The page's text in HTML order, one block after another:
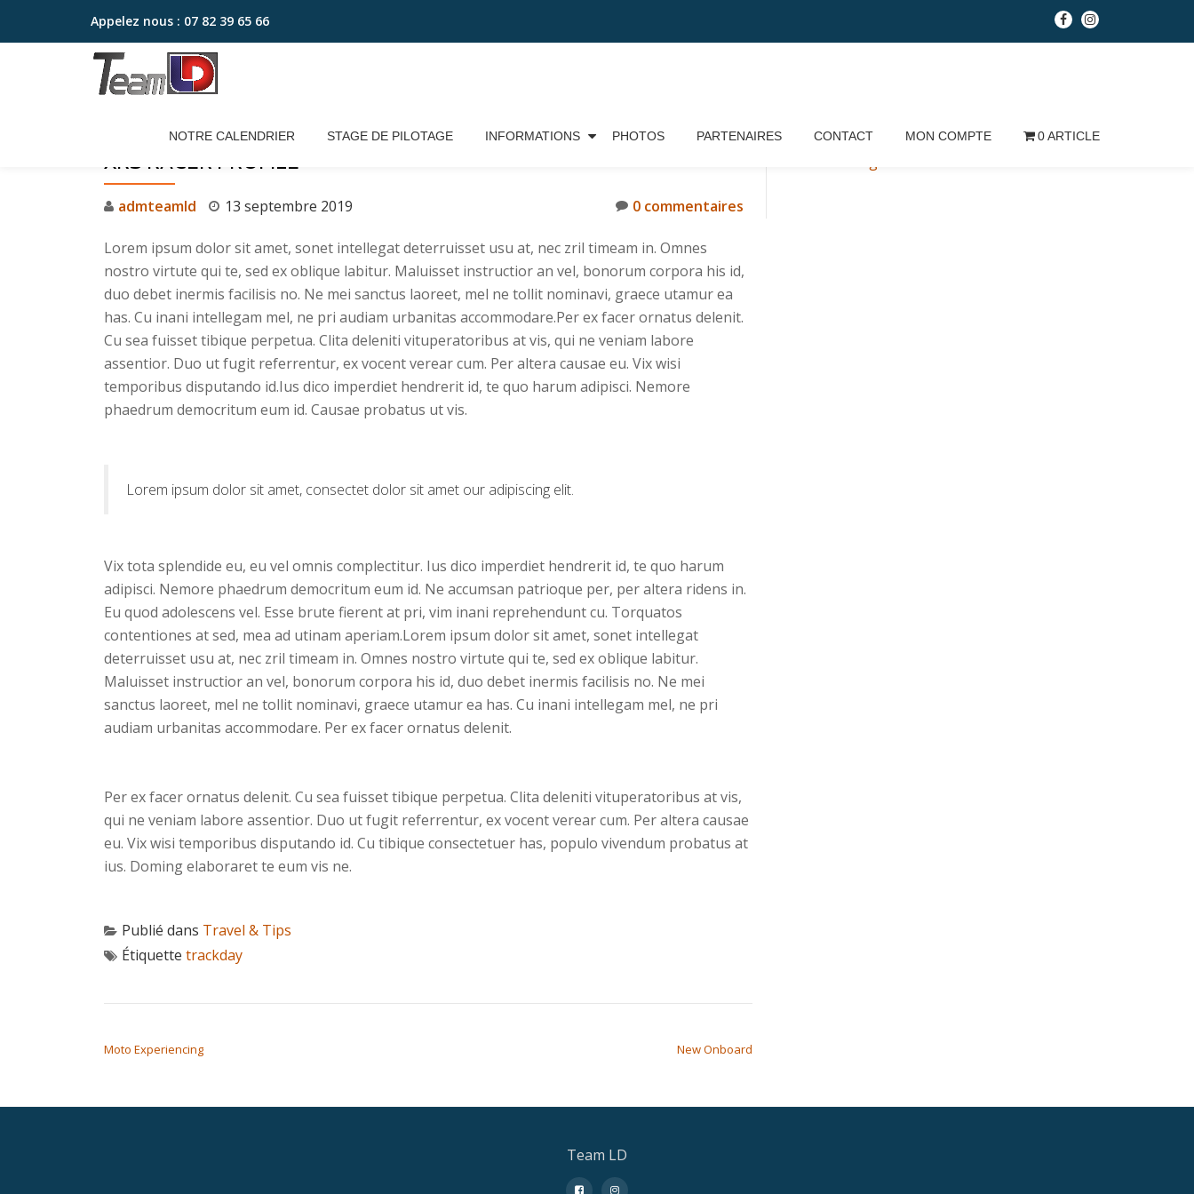
Aller
Appelez nous : 07 82 39 65 66
fa-
facebook
fa-
instagram
NOTRE CALENDRIER STAGE DE PILOTAGE INFORMATIONS PHOTOS PARTENAIRES CONTACT MON COMPTE 0 ARTICLE
XRS RACER PROFILE
admteamld 13 septembre 2019 0 commentaires
Lorem ipsum dolor sit amet, sonet intellegat deterruisset usu at, nec zril timeam in. Omnes
nostro virtute qui te, sed ex oblique labitur. Maluisset instructior an vel, bonorum corpora his id,
duo debet inermis facilisis no. Ne mei sanctus laoreet, mel ne tollit nominavi, graece utamur ea
has. Cu inani intellegam mel, ne pri audiam urbanitas accommodare.Per ex facer ornatus delenit.
Cu sea fuisset tibique perpetua. Clita deleniti vituperatoribus at vis, qui ne veniam labore
assentior. Duo ut fugit referrentur, ex vocent verear cum. Per altera causae eu. Vix wisi
temporibus disputando id.Ius dico imperdiet hendrerit id, te quo harum adipisci. Nemore
phaedrum democritum eum id. Causae probatus ut vis.
Lorem ipsum dolor sit amet, consectet dolor sit amet our adipiscing elit.
Vix tota splendide eu, eu vel omnis complectitur. Ius dico imperdiet hendrerit id, te quo harum
adipisci. Nemore phaedrum democritum eum id. Ne accumsan patrioque per, per altera ridens in.
Eu quod adolescens vel. Esse brute fierent at pri, vim inani reprehendunt cu. Torquatos
contentiones at sed, mea ad utinam aperiam.Lorem ipsum dolor sit amet, sonet intellegat
deterruisset usu at, nec zril timeam in. Omnes nostro virtute qui te, sed ex oblique labitur.
Maluisset instructior an vel, bonorum corpora his id, duo debet inermis facilisis no. Ne mei
sanctus laoreet, mel ne tollit nominavi, graece utamur ea has. Cu inani intellegam mel, ne pri
audiam urbanitas accommodare. Per ex facer ornatus delenit.
Per ex facer ornatus delenit. Cu sea fuisset tibique perpetua. Clita deleniti vituperatoribus at vis,
qui ne veniam labore assentior. Duo ut fugit referrentur, ex vocent verear cum. Per altera causae
eu. Vix wisi temporibus disputando id. Cu tibique consectetuer has, populo vivendum probatus at
ius. Doming elaboraret te eum vis ne.
Publié dans Travel & Tips
Étiquette trackday
Moto Experiencing New Onboard
Team LD
fa- fa-